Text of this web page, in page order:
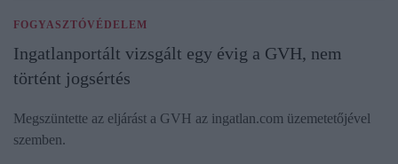
FOGYASZTÓVÉDELEM
Ingatlanportált vizsgált egy évig a GVH, nem
történt jogsértés
Megszüntette az eljárást a GVH az ingatlan.com üzemetetőjével
szemben.